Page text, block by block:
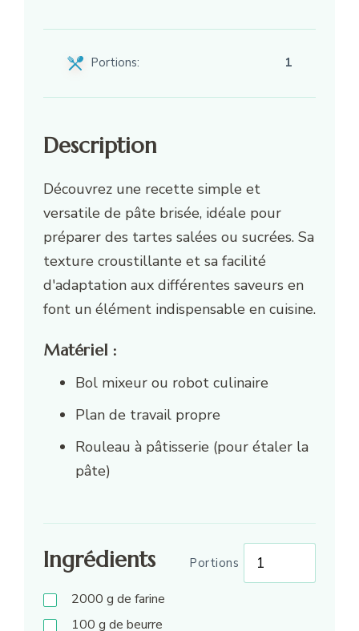
Portions: 1
Description
Découvrez une recette simple et
versatile de pâte brisée, idéale pour
préparer des tartes salées ou sucrées. Sa
texture croustillante et sa facilité
d'adaptation aux différentes saveurs en
font un élément indispensable en cuisine.
Matériel :
Bol mixeur ou robot culinaire
Plan de travail propre
Rouleau à pâtisserie (pour étaler la
pâte)
Ingrédients Portions
2000 g de farine
100 g de beurre